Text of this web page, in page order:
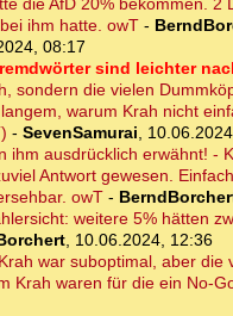
die AfD 20% bekommen.
ihm hatte. owT -
08:17
sind leichter
sondern die vielen
warum Krah nicht
- SevenSamurai,
ihm ausdrücklich erwähnt! -
Antwort gewesen.
owT -
weitere 5% hätten
, 10.06.2024, 12:36
war suboptimal, aber
Krah waren für die ein No-